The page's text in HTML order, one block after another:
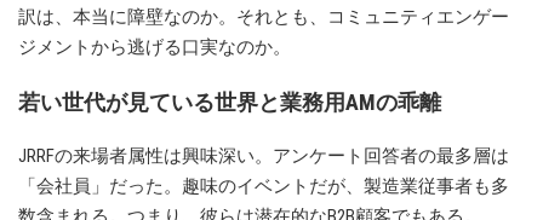
訳は、本当に障壁なのか。それとも、コミュニティエンゲー
ジメントから逃げる口実なのか。
若い世代が見ている世界と業務用AMの乖離
JRRFの来場者属性は興味深い。アンケート回答者の最多層は
「会社員」だった。趣味のイベントだが、製造業従事者も多